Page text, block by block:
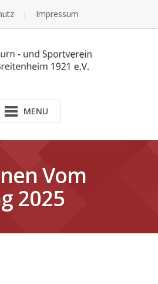
Impressum
MENU
Vom
2025